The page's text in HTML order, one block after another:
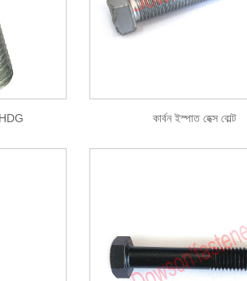
কার্বন ইস্পাত হেক্স বোল্ট